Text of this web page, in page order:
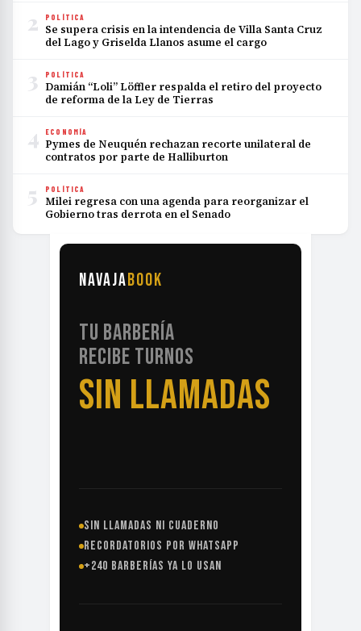
2 POLÍTICA
Se supera crisis en la intendencia de Villa Santa Cruz
del Lago y Griselda Llanos asume el cargo
3 POLÍTICA
Damián “Loli” Löffler respalda el retiro del proyecto
de reforma de la Ley de Tierras
4 ECONOMÍA
Pymes de Neuquén rechazan recorte unilateral de
contratos por parte de Halliburton
5 POLÍTICA
Milei regresa con una agenda para reorganizar el
Gobierno tras derrota en el Senado
NAVAJABOOK
TU BARBERÍA
RECIBE TURNOS
SIN LLAMADAS
SIN LLAMADAS NI CUADERNO
RECORDATORIOS POR WHATSAPP
+240 BARBERÍAS YA LO USAN